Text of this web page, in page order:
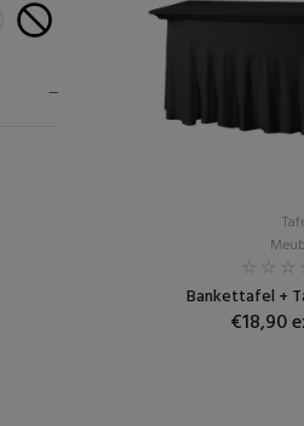
Bankettafel +
€18,90